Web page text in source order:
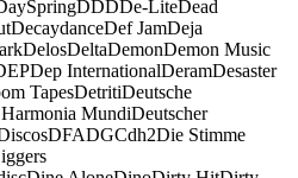
DDDDe-LiteDead
DecaydanceDef JamDeja
DelosDeltaDemonDemon Music
Dep InternationalDeramDesaster
TapesDetritiDeutsche
MundiDeutscher
DFADGCdh2Die Stimme